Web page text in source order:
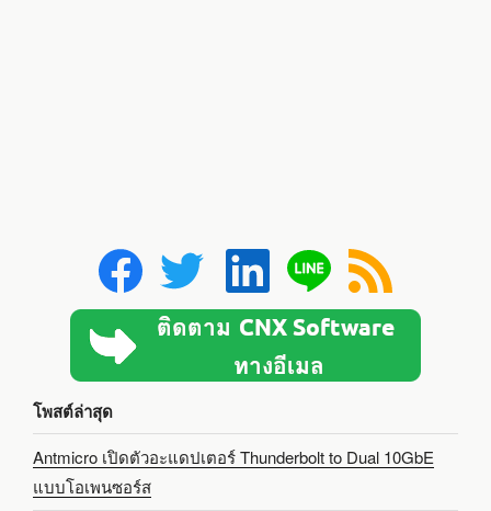
โพสต์ล่าสุด
Antmicro เปิดตัวอะแดปเตอร์ Thunderbolt to Dual 10GbE
แบบโอเพนซอร์ส